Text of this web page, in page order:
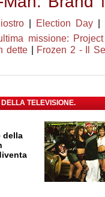
Election Day|
missione:
dette|
Frozen 2 - Il
TELEVISIONE.
della